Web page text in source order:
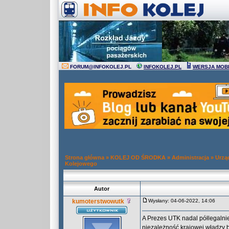
FORUM@INFOKOLEJ.PL INFOKOLEJ.PL WERSJA
Strona główna » KOLEJ OD ŚRODKA » Administracja »
Kolejowego
Autor
kumoterstwowutk Wysłany: 04-06-2022, 14:06
A Prezes UTK nadal
niezależność krajowej władzy